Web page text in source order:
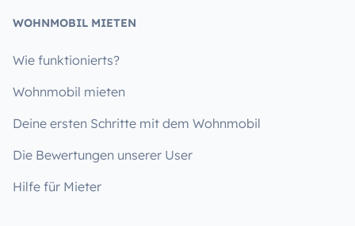
WOHNMOBIL MIETEN
Wie funktionierts?
Wohnmobil mieten
Deine ersten Schritte mit dem Wohnmobil
Die Bewertungen unserer User
Hilfe für Mieter